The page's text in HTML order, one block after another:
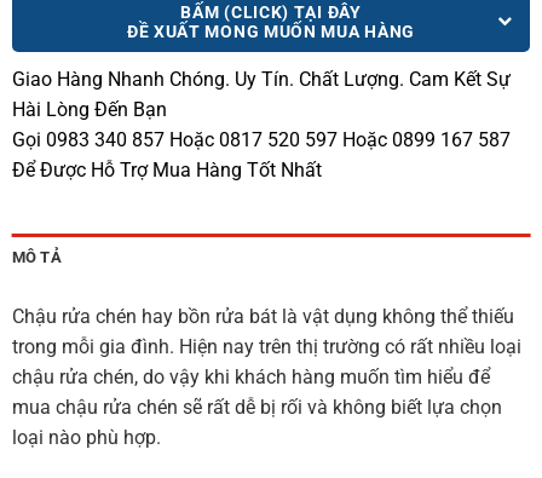
BẤM (CLICK) TẠI ĐÂY
ĐỀ XUẤT MONG MUỐN MUA HÀNG
Giao Hàng Nhanh Chóng. Uy Tín. Chất Lượng. Cam Kết Sự
Hài Lòng Đến Bạn
Gọi 0983 340 857 Hoặc 0817 520 597 Hoặc 0899 167 587
Để Được Hỗ Trợ Mua Hàng Tốt Nhất
MÔ TẢ
Chậu rửa chén hay bồn rửa bát là vật dụng không thể thiếu
trong mỗi gia đình. Hiện nay trên thị trường có rất nhiều loại
chậu rửa chén, do vậy khi khách hàng muốn tìm hiểu để
mua chậu rửa chén sẽ rất dễ bị rối và không biết lựa chọn
loại nào phù hợp.